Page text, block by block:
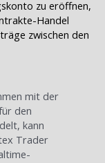
zu eröffnen,
Handel
zwischen den
mit der
den
kann
Trader